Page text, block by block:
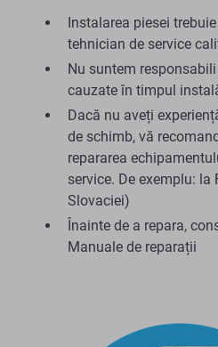
Instalarea piesei
tehnician de service
Nu suntem
cauzate în timpul
Dacă nu aveți
de schimb, vă
repararea
service. De exemplu: la
Slovaciei)
Înainte de a repara,
Manuale de reparații